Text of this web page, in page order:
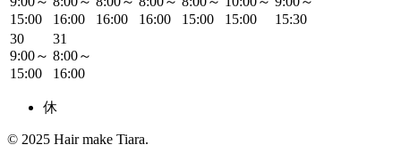
15:00
16:00
16:00
16:00
15:00
15:00
15:30
30
9:00～
15:00
31
8:00～
16:00
休
© 2025 Hair make Tiara.